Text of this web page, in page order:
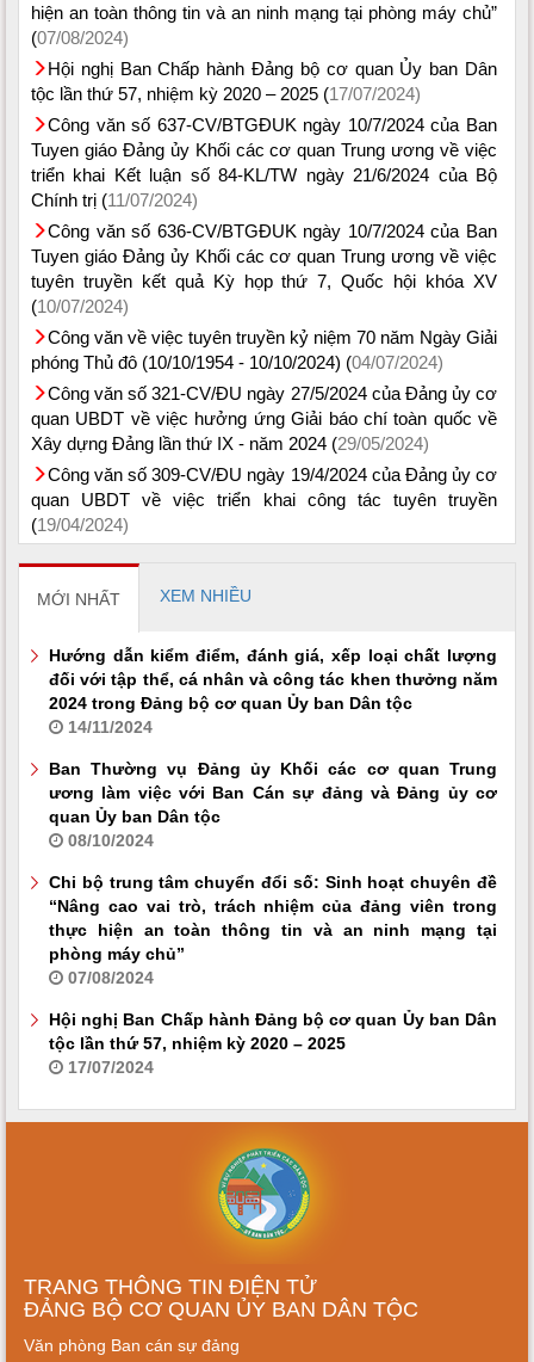
hiện an toàn thông tin và an ninh mạng tại phòng máy chủ”
(07/08/2024)
Hội nghị Ban Chấp hành Đảng bộ cơ quan Ủy ban Dân
tộc lần thứ 57, nhiệm kỳ 2020 – 2025 (17/07/2024)
Công văn số 637-CV/BTGĐUK ngày 10/7/2024 của Ban
Tuyen giáo Đảng ủy Khối các cơ quan Trung ương về việc
triển khai Kết luận số 84-KL/TW ngày 21/6/2024 của Bộ
Chính trị (11/07/2024)
Công văn số 636-CV/BTGĐUK ngày 10/7/2024 của Ban
Tuyen giáo Đảng ủy Khối các cơ quan Trung ương về việc
tuyên truyền kết quả Kỳ họp thứ 7, Quốc hội khóa XV
(10/07/2024)
Công văn về việc tuyên truyền kỷ niệm 70 năm Ngày Giải
phóng Thủ đô (10/10/1954 - 10/10/2024) (04/07/2024)
Công văn số 321-CV/ĐU ngày 27/5/2024 của Đảng ủy cơ
quan UBDT về việc hưởng ứng Giải báo chí toàn quốc về
Xây dựng Đảng lần thứ IX - năm 2024 (29/05/2024)
Công văn số 309-CV/ĐU ngày 19/4/2024 của Đảng ủy cơ
quan UBDT về việc triển khai công tác tuyên truyền
(19/04/2024)
MỚI NHẤT XEM NHIỀU
Hướng dẫn kiểm điểm, đánh giá, xếp loại chất lượng
đối với tập thể, cá nhân và công tác khen thưởng năm
2024 trong Đảng bộ cơ quan Ủy ban Dân tộc
14/11/2024
Ban Thường vụ Đảng ủy Khối các cơ quan Trung
ương làm việc với Ban Cán sự đảng và Đảng ủy cơ
quan Ủy ban Dân tộc
08/10/2024
Chi bộ trung tâm chuyển đổi số: Sinh hoạt chuyên đề
“Nâng cao vai trò, trách nhiệm của đảng viên trong
thực hiện an toàn thông tin và an ninh mạng tại
phòng máy chủ”
07/08/2024
Hội nghị Ban Chấp hành Đảng bộ cơ quan Ủy ban Dân
tộc lần thứ 57, nhiệm kỳ 2020 – 2025
17/07/2024
TRANG THÔNG TIN ĐIỆN TỬ
ĐẢNG BỘ CƠ QUAN ỦY BAN DÂN TỘC
Văn phòng Ban cán sự đảng